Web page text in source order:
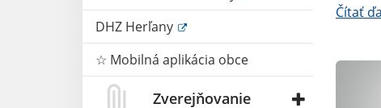
DHZ Herľany
☆ Mobilná aplikácia obce
Zverejňovanie
Čítať